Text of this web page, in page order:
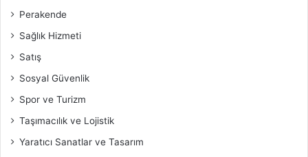
Perakende
Sağlık Hizmeti
Satış
Sosyal Güvenlik
Spor ve Turizm
Taşımacılık ve Lojistik
Yaratıcı Sanatlar ve Tasarım